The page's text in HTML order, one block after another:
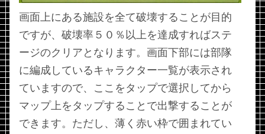
画面上にある施設を全て破壊することが目的
ですが、破壊率５０％以上を達成すればステ
ージのクリアとなります。画面下部には部隊
に編成しているキャラクター一覧が表示され
ていますので、ここをタップで選択してから
マップ上をタップすることで出撃することが
できます。ただし、薄く赤い枠で囲まれてい